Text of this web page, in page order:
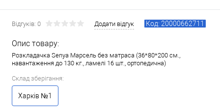
Відгуків: 0 Додати відгук Код: 20000662711
Опис товару:
Розкладачка Senya Марсель без матраса (36*80*200 см.,
навантаження до 130 кг., ламелі 16 шт., ортопедична)
Склад зберігання:
Харків №1